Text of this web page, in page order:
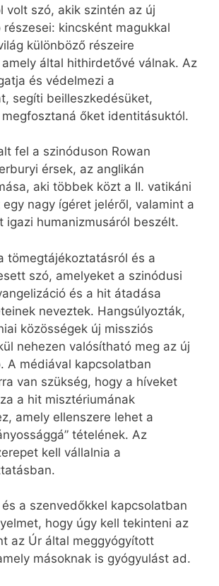
volt szó, akik szintén az új
részesei: kincsként magukkal
különböző részeire
által hithirdetővé válnak. Az
és védelmezi a
segíti beilleszkedésüket,
őket identitásuktól.
fel a szinóduson Rowan
érsek, az anglikán
aki többek közt a II. vatikáni
nagy ígéret jeléről, valamint a
igazi humanizmusáról beszélt.
tömegtájékoztatásról és a
szó, amelyeket a szinódusi
és a hit átadása
neveztek. Hangsúlyozták,
közösségek új missziós
nehezen valósítható meg az új
A médiával kapcsolatban
van szükség, hogy a híveket
a hit misztériumának
amely ellenszere lehet a
tételének. Az
kell vállalnia a
a szenvedőkkel kapcsolatban
hogy úgy kell tekinteni az
az Úr által meggyógyított
másoknak is gyógyulást ad.